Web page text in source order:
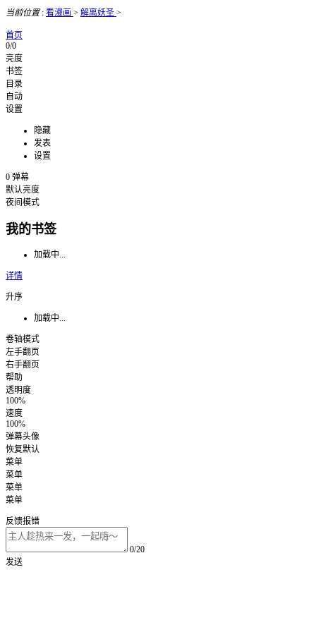
当前位置: 看漫画 > 解离妖圣 >
首页
0/0
亮度
书签
目录
自动
设置
隐藏
发表
设置
0 弹幕
默认亮度
夜间模式
我的书签
加载中...
详情
升序
加载中...
卷轴模式
左手翻页
右手翻页
帮助
透明度
100%
速度
100%
弹幕头像
恢复默认
菜单
菜单
菜单
菜单
反馈报错
0/20
发送